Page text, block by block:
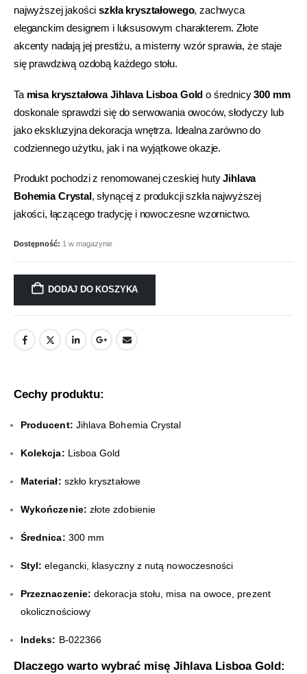
najwyższej jakościszkła kryształowego, zachwyca
eleganckim designem i luksusowym charakterem. Złote
akcenty nadają jej prestiżu, a misterny wzór sprawia, że staje
się prawdziwą ozdobą każdego stołu.
Ta misa kryształowa Jihlava Lisboa Gold o średnicy300 mm
doskonale sprawdzi się do serwowania owoców, słodyczy lub
jako ekskluzyjna dekoracja wnętrza. Idealna zarówno do
codziennego użytku, jak i na wyjątkowe okazje.
Produkt pochodzi z renomowanej czeskiej hutyJihlava
Bohemia Crystal , słynącej z produkcji szkła najwyższej
jakości, łączącego tradycję i nowoczesne wzornictwo.
Dostępność: 1 w magazynie
DODAJ DO KOSZYKA
Cechy produktu:
Producent: Jihlava Bohemia Crystal
Kolekcja: Lisboa Gold
Materiał: szkło kryształowe
Wykończenie: złote zdobienie
Średnica: 300 mm
Styl: elegancki, klasyczny z nutą nowoczesności
Przeznaczenie: dekoracja stołu, misa na owoce, prezent
okolicznościowy
Indeks: B-022366
Dlaczego warto wybrać misę Jihlava Lisboa Gold: